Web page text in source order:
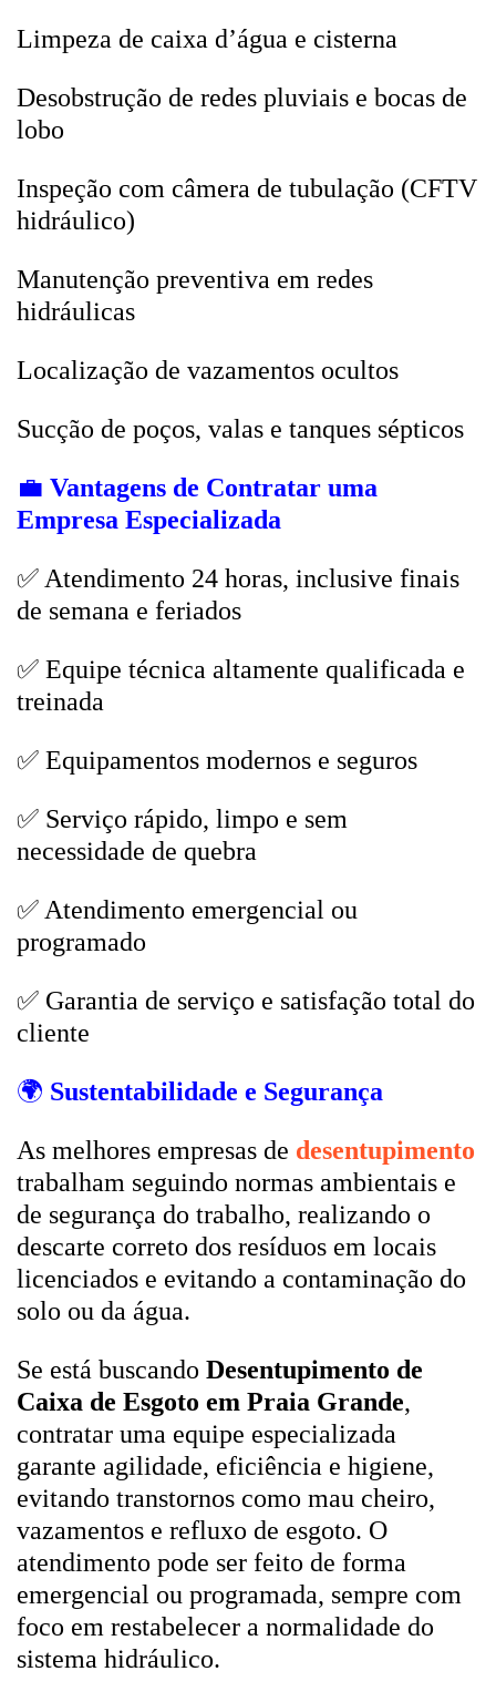
Limpeza de caixa d’água e cisterna
Desobstrução de redes pluviais e bocas de
lobo
Inspeção com câmera de tubulação (CFTV
hidráulico)
Manutenção preventiva em redes
hidráulicas
Localização de vazamentos ocultos
Sucção de poços, valas e tanques sépticos
💼 Vantagens de Contratar uma
Empresa Especializada
✅ Atendimento 24 horas, inclusive finais
de semana e feriados
✅ Equipe técnica altamente qualificada e
treinada
✅ Equipamentos modernos e seguros
✅ Serviço rápido, limpo e sem
necessidade de quebra
✅ Atendimento emergencial ou
programado
✅ Garantia de serviço e satisfação total do
cliente
🌍 Sustentabilidade e Segurança
As melhores empresas de desentupimento
trabalham seguindo normas ambientais e
de segurança do trabalho, realizando o
descarte correto dos resíduos em locais
licenciados e evitando a contaminação do
solo ou da água.
Se está buscando Desentupimento de
Caixa de Esgoto em Praia Grande,
contratar uma equipe especializada
garante agilidade, eficiência e higiene,
evitando transtornos como mau cheiro,
vazamentos e refluxo de esgoto. O
atendimento pode ser feito de forma
emergencial ou programada, sempre com
foco em restabelecer a normalidade do
sistema hidráulico.